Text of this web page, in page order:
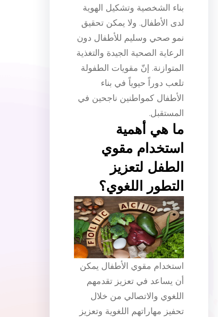
بناء الشخصية وتشكيل الهوية
لدى الأطفال. ولا يمكن تحقيق
نمو صحي وسليم للأطفال دون
الرعاية الصحية الجيدة والتغذية
المتوازنة. إنّ مقويات الطفولة
تلعب دوراً حيوياً في بناء
الأطفال كمواطنين ناجحين في
المستقبل.
ما هي أهمية
استخدام مقوي
الطفل لتعزيز
التطور اللغوي؟
استخدام مقوي الأطفال يمكن
أن يساعد في تعزيز تقدمهم
اللغوي والاتصالي من خلال
تحفيز مهاراتهم اللغوية وتعزيز